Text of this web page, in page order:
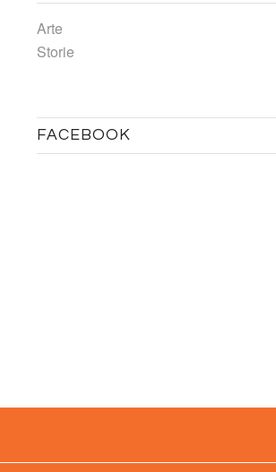
Arte
Storie
FACEBOOK